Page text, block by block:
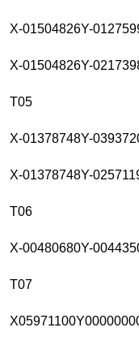
X-01504826Y-
X-01504826Y-
T05
X-01378748Y-
X-01378748Y-
T06
X-00480680Y-
T07